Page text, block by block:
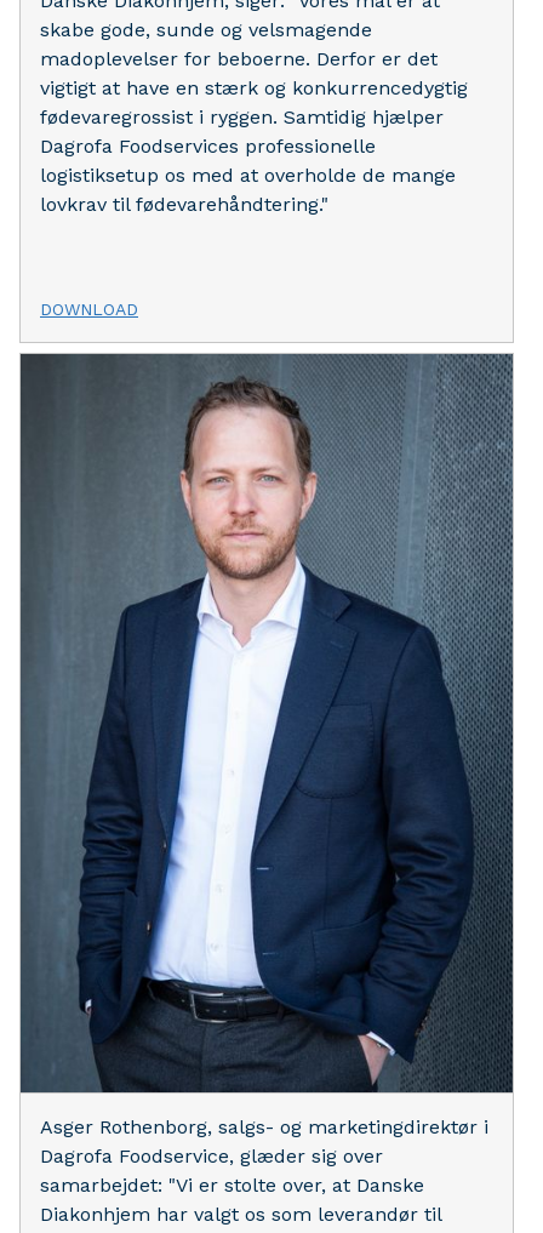
skabe gode, sunde og velsmagende
madoplevelser for beboerne. Derfor er det
vigtigt at have en stærk og konkurrencedygtig
fødevaregrossist i ryggen. Samtidig hjælper
Dagrofa Foodservices professionelle
logistiksetup os med at overholde de mange
lovkrav til fødevarehåndtering."
DOWNLOAD
Asger Rothenborg, salgs- og marketingdirektør i
Dagrofa Foodservice, glæder sig over
samarbejdet: "Vi er stolte over, at Danske
Diakonhjem har valgt os som leverandør til